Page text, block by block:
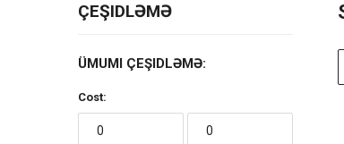
ÇEŞIDLƏMƏ
ÜMUMI ÇEŞIDLƏMƏ:
Cost: